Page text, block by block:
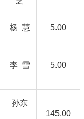
杨 慧 5.00
李 雪 5.00
孙东
145.00